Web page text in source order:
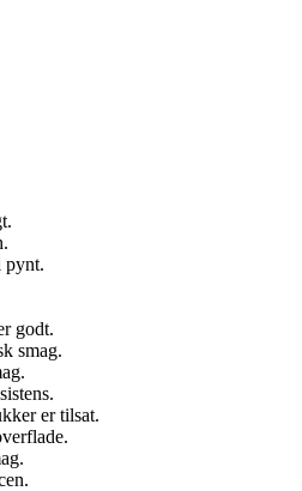
pynt.
godt.
smag.
er tilsat.